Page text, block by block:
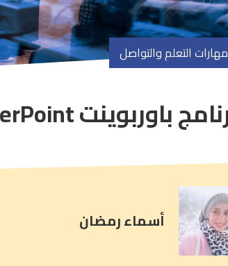
مهارات التعلم والتواصل
article
comment
is:
أسماء رمضان